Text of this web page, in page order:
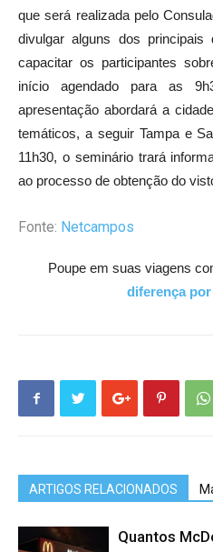
que será realizada pelo
divulgar alguns dos principais
capacitar os participantes
início agendado para as
apresentação abordará a
temáticos, a seguir Tampa e
11h30, o seminário trará
ao processo de obtenção do
Fonte: Netcampos
Poupe em suas viagens
diferença
ARTIGOS RELACIONADOS
Quantos